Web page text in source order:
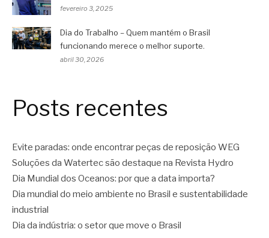
fevereiro 3, 2025
Dia do Trabalho – Quem mantém o Brasil
funcionando merece o melhor suporte.
abril 30, 2026
Posts recentes
Evite paradas: onde encontrar peças de reposição WEG
Soluções da Watertec são destaque na Revista Hydro
Dia Mundial dos Oceanos: por que a data importa?
Dia mundial do meio ambiente no Brasil e sustentabilidade
industrial
Dia da indústria: o setor que move o Brasil